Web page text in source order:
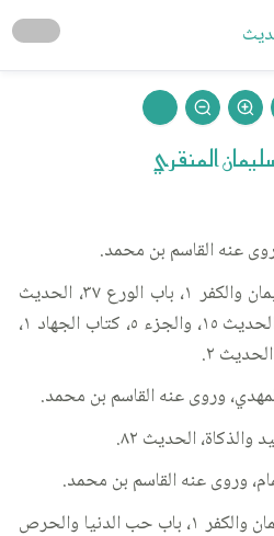
عنه القاسم بن محمد.
الكافي: الجزء ٢، كتاب الإيمان والكفر ١، باب الورع ٣٧، الحديث
٨، وباب محاسبة العمل ٢٠٣، الحديث ١٥، والجزء ٥، كتاب الجهاد ١،
وروى عنه القاسم بن محمد.
وروى عنه القاسم بن محمد.
الكافي: الجزء ٢، كتاب الإيمان والكفر ١، باب حب الدنيا والحرص